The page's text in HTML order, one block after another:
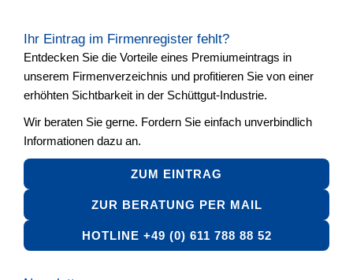
Ihr Eintrag im Firmenregister fehlt?
Entdecken Sie die Vorteile eines Premiumeintrags in
unserem Firmenverzeichnis und profitieren Sie von einer
erhöhten Sichtbarkeit in der Schüttgut-Industrie.
Wir beraten Sie gerne. Fordern Sie einfach unverbindlich
Informationen dazu an.
ZUM EINTRAG
ZUR BERATUNG PER MAIL
HOTLINE +49 (0) 611 788 88 52